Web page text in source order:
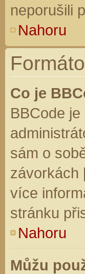
neporušili
Nahoru
Co je
BBCode
sám o
závorkách
více
stránku
Nahoru
Můžu